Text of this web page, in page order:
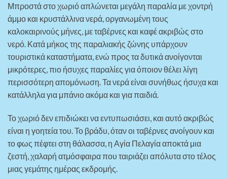
Μπροστά στο χωριό απλώνεται μεγάλη παραλία με χοντρή
άμμο και κρυστάλλινα νερά, οργανωμένη τους
καλοκαιρινούς μήνες, με ταβέρνες και καφέ ακριβώς στο
νερό. Κατά μήκος της παραλιακής ζώνης υπάρχουν
τουριστικά καταστήματα, ενώ προς τα δυτικά ανοίγονται
μικρότερες, πιο ήσυχες παραλίες για όποιον θέλει λίγη
περισσότερη απομόνωση. Τα νερά είναι συνήθως ήσυχα και
κατάλληλα για μπάνιο ακόμα και για παιδιά.
Το χωριό δεν επιδιώκει να εντυπωσιάσει, και αυτό ακριβώς
είναι η γοητεία του. Το βράδυ, όταν οι ταβέρνες ανοίγουν και
το φως πέφτει στη θάλασσα, η Αγία Πελαγία αποκτά μια
ζεστή, χαλαρή ατμόσφαιρα που ταιριάζει απόλυτα στο τέλος
μιας γεμάτης ημέρας εκδρομής.